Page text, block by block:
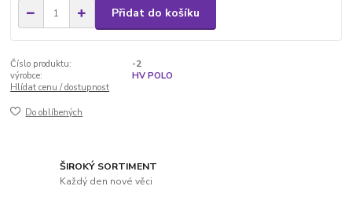
Přidat do košíku
Číslo produktu:
-2
výrobce:
HV POLO
Hlídat cenu / dostupnost
Do oblíbených
ŠIROKÝ SORTIMENT
Každý den nové věci